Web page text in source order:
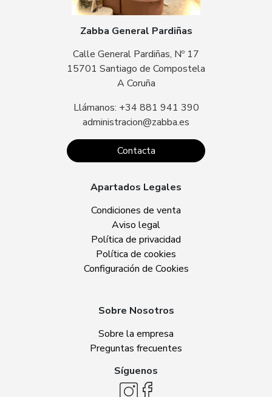
Zabba General Pardiñas
Calle General Pardiñas, Nº 17
15701 Santiago de Compostela
A Coruña
Llámanos: +34 881 941 390
administracion@zabba.es
Contacta
Apartados Legales
Condiciones de venta
Aviso legal
Política de privacidad
Política de cookies
Configuración de Cookies
Sobre Nosotros
Sobre la empresa
Preguntas frecuentes
Síguenos